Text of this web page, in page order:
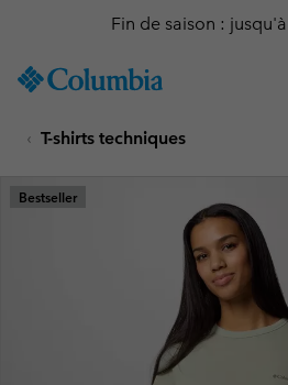
TO
SKIP
MAIN
NAV
Fin de saison :
T-shirts techniques
Bestseller